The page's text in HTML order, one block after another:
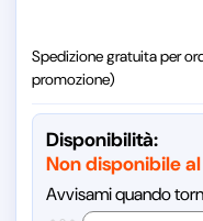
Spedizione gratuita per
promozione)
Disponibilità:
Non disponibile
Avvisami quando